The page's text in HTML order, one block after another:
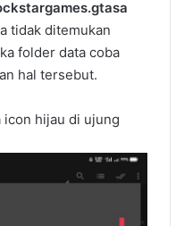
tidak ditemukan
folder data coba
hal tersebut.
icon hijau di ujung